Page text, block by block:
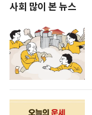
사회 많이 본 뉴스